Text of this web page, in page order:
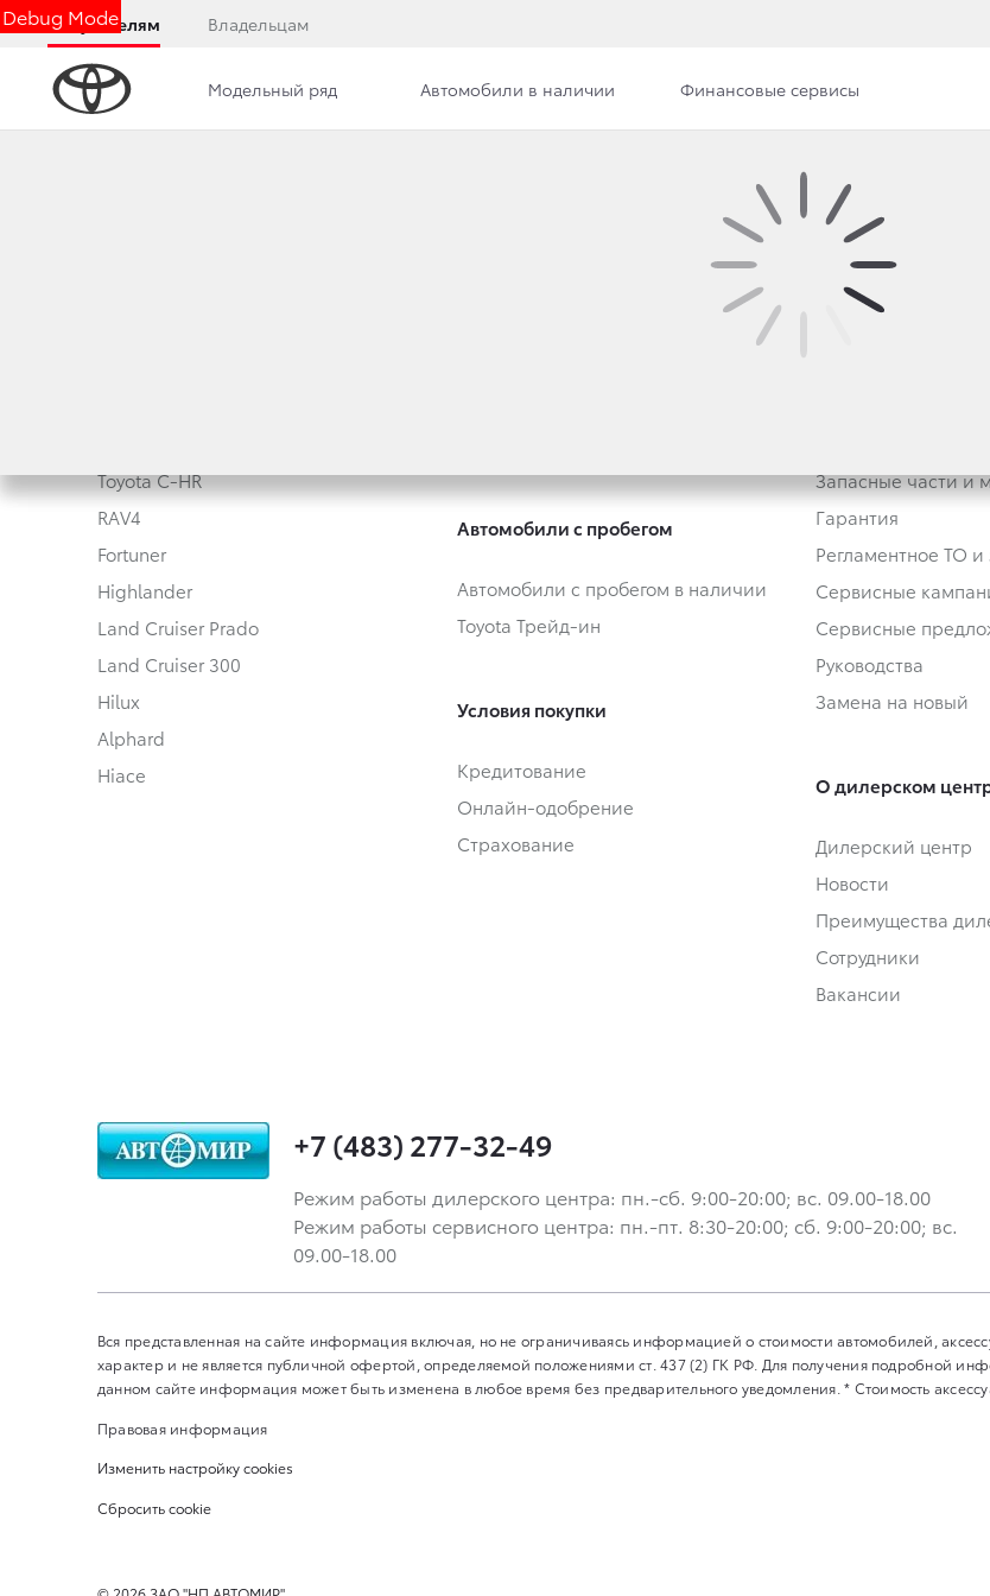
Debug Mode
Покупателям Владельцам
Модельный ряд Автомобили в наличии Финансовые сервисы
Toyota C-HR
RAV4
Fortuner
Highlander
Land Cruiser Prado
Land Cruiser 300
Hilux
Alphard
Hiace
Автомобили с пробегом
Автомобили с пробегом в наличии
Toyota Трейд-ин
Условия покупки
Кредитование
Онлайн-одобрение
Страхование
Запасные части и
Гарантия
Регламентное ТО и
Сервисные
Сервисные
Руководства
Замена на новый
О дилерском
Дилерский центр
Новости
Преимущества
Сотрудники
Вакансии
+7 (483) 277-32-49
Режим работы дилерского центра: пн.-сб. 9:00-20:00; вс. 09.00-18.00
Режим работы сервисного центра: пн.-пт. 8:30-20:00; сб. 9:00-20:00; вс.
09.00-18.00
Вся представленная на сайте информация включая, но не ограничиваясь информацией о стоимости автомобилей,
характер и не является публичной офертой, определяемой положениями ст. 437 (2) ГК РФ. Для получения подробной
данном сайте информация может быть изменена в любое время без предварительного уведомления. * Стоимость
Правовая информация
Изменить настройку cookies
Сбросить cookie